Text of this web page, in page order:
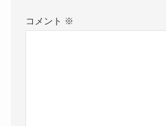
コメント ※